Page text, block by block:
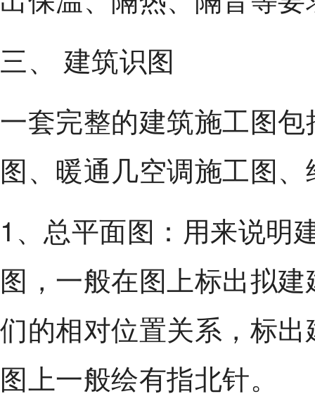
三、 建筑识图
一套完整的建筑施工图
图、暖通几空调施工图
1、总平面图：用来说明
图，一般在图上标出拟
们的相对位置关系，标
图上一般绘有指北针。